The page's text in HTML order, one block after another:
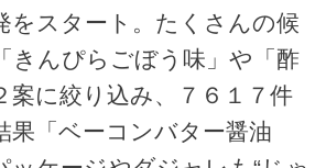
をスタート。たくさんの候
きんぴらごぼう味」や「酢
案に絞り込み、７６１７件
果「ベーコンバター醤油